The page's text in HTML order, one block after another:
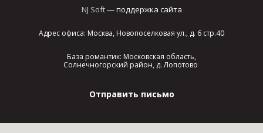
NJ Soft— поддержка сайта
Адрес офиса: Москва, Новопоселковая ул., д. 6 стр.40
База романтик: Московская область,
Солнечногорский район, д. Лопотово
Отправить письмо